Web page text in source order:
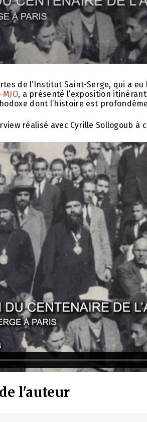
de l’Institut Saint-Serge, qui a eu
MJO, a présenté l’exposition
dont l’histoire est
réalisé avec Cyrille Sollogoub à
l'auteur